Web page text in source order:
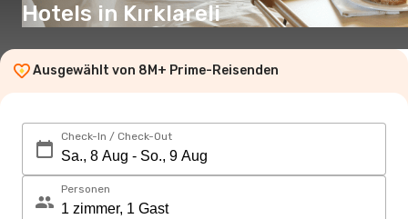
Hotels in Kırklareli
Ausgewählt von 8M+ Prime-Reisenden
Check-In / Check-Out
Personen